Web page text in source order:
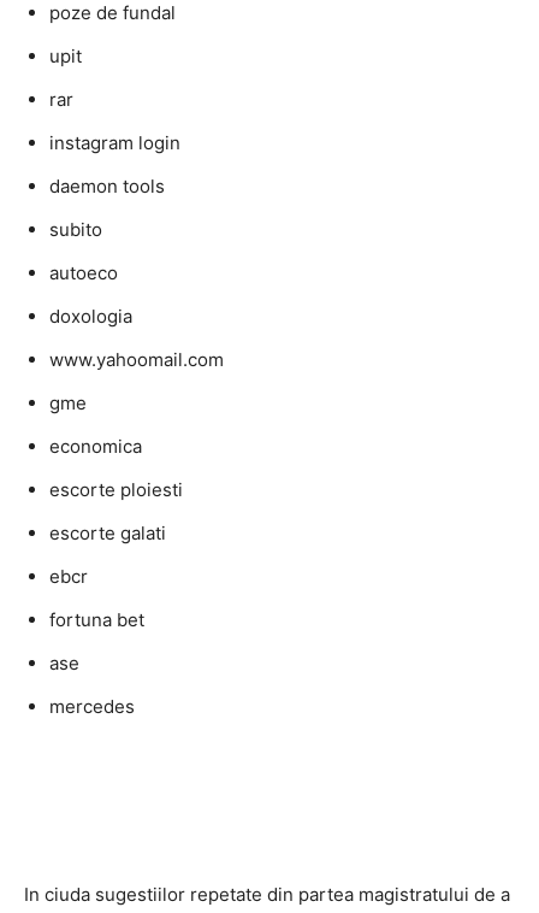
poze de fundal
upit
rar
instagram login
daemon tools
subito
autoeco
doxologia
www.yahoomail.com
gme
economica
escorte ploiesti
escorte galati
ebcr
fortuna bet
ase
mercedes
In ciuda sugestiilor repetate din partea magistratului de a